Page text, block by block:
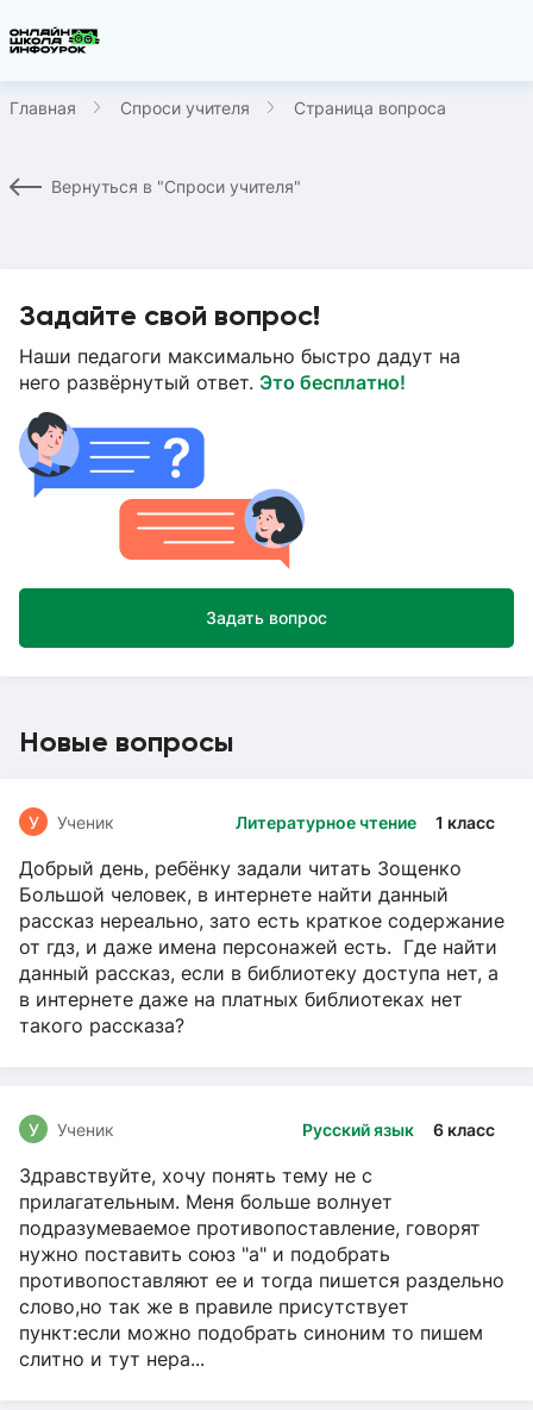
Главная Спроси учителя Страница вопроса
Вернуться в "Спроси учителя"
Задайте свой вопрос!
Наши педагоги максимально быстро дадут на
него развёрнутый ответ. Это бесплатно!
Задать вопрос
Новые вопросы
Литературное чтение 1 класс
У Ученик
Добрый день, ребёнку задали читать Зощенко
Большой человек, в интернете найти данный
рассказ нереально, зато есть краткое содержание
от гдз, и даже имена персонажей есть. Где найти
данный рассказ, если в библиотеку доступа нет, а
в интернете даже на платных библиотеках нет
такого рассказа?
Русский язык 6 класс
У Ученик
Здравствуйте, хочу понять тему не с
прилагательным. Меня больше волнует
подразумеваемое противопоставление, говорят
нужно поставить союз "а" и подобрать
противопоставляют ее и тогда пишется раздельно
слово,но так же в правиле присутствует
пункт:если можно подобрать синоним то пишем
слитно и тут нера...